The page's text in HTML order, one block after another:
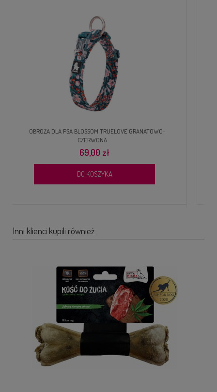
OBROŻA DLA PSA BLOSSOM TRUELOVE CZERWONA
69,00 zł
DO KOSZYKA
Inni klienci kupili również